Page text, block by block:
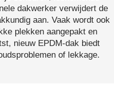
dakwerker verwijdert de
aan. Vaak wordt ook
plekken aangepakt en
nieuw EPDM-dak biedt
of lekkage.